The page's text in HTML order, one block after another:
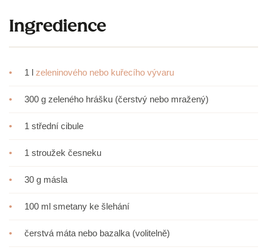
Ingredience
• 1 l zeleninového nebo kuřecího vývaru
• 300 g zeleného hrášku (čerstvý nebo mražený)
• 1 střední cibule
• 1 stroužek česneku
• 30 g másla
• 100 ml smetany ke šlehání
• čerstvá máta nebo bazalka (volitelně)